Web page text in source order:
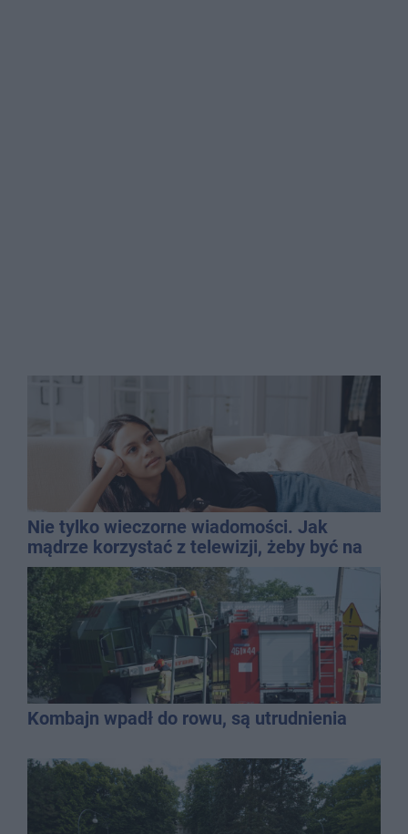
Nie tylko wieczorne wiadomości. Jak
mądrze korzystać z telewizji, żeby być na
bieżąco, ale nie żyć w informacyjnym
chaosie?
Kombajn wpadł do rowu, są utrudnienia